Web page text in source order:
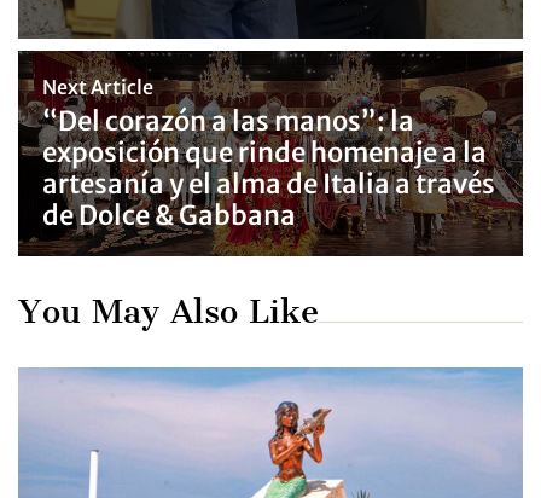
Next Article
“Del corazón a las manos”: la
exposición que rinde homenaje a la
artesanía y el alma de Italia a través
de Dolce & Gabbana
You May Also Like